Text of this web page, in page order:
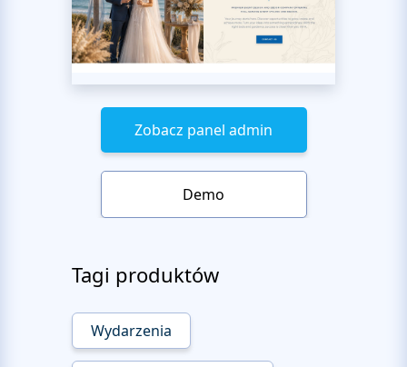
Zobacz panel admin
Demo
Tagi produktów
Wydarzenia